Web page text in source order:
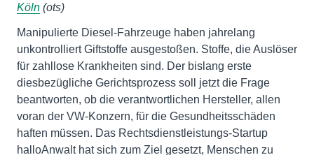
Köln (ots)
Manipulierte Diesel-Fahrzeuge haben jahrelang
unkontrolliert Giftstoffe ausgestoßen. Stoffe, die Auslöser
für zahllose Krankheiten sind. Der bislang erste
diesbezügliche Gerichtsprozess soll jetzt die Frage
beantworten, ob die verantwortlichen Hersteller, allen
voran der VW-Konzern, für die Gesundheitsschäden
haften müssen. Das Rechtsdienstleistungs-Startup
halloAnwalt hat sich zum Ziel gesetzt, Menschen zu